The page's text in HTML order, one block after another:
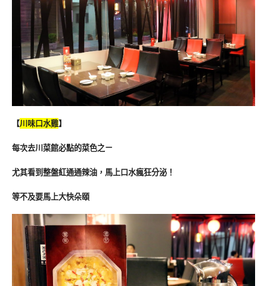
【川味口水雞】
每次去川菜館必點的菜色之ㄧ
尤其看到整盤紅通通辣油，馬上口水瘋狂分泌！
等不及要馬上大快朵頤